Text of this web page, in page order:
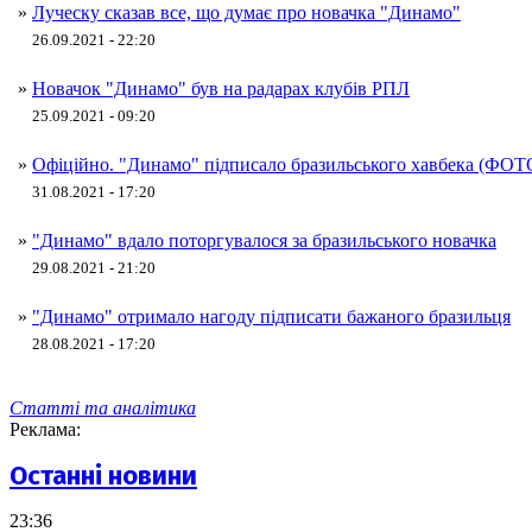
» Луческу сказав все, що думає про новачка "Динамо"
26.09.2021 - 22:20
» Новачок "Динамо" був на радарах клубів РПЛ
25.09.2021 - 09:20
» Офіційно. "Динамо" підписало бразильського хавбека
31.08.2021 - 17:20
» "Динамо" вдало поторгувалося за бразильського новачка
29.08.2021 - 21:20
» "Динамо" отримало нагоду підписати бажаного бразильця
28.08.2021 - 17:20
Статті та аналітика
Реклама:
Останні новини
23:36